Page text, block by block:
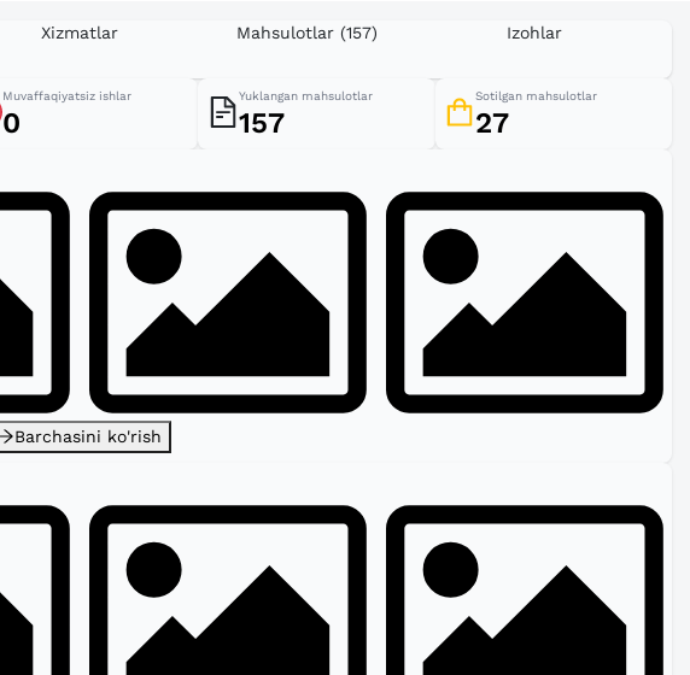
Xizmatlar Mahsulotlar (157) Izohlar
Muvaffaqiyatsiz ishlar
0
Yuklangan mahsulotlar
157
Sotilgan mahsulotlar
27
Barchasini ko'rish